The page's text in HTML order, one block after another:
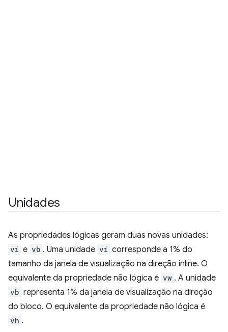
Unidades
As propriedades lógicas geram duas novas unidades:
vi e vb . Uma unidade vi corresponde a 1% do
tamanho da janela de visualização na direção inline. O
equivalente da propriedade não lógica é vw . A unidade
vb representa 1% da janela de visualização na direção
do bloco. O equivalente da propriedade não lógica é
vh .